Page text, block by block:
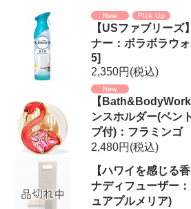
【USファブリーズ
ナー：ボラボラウ
5]
2,350円(税込)
【
ンスホルダー(ベン
プ付)：フラミンゴ
2,480円(税込)
【ハワイを感じる
ナディフューザー
ュアプルメリア)